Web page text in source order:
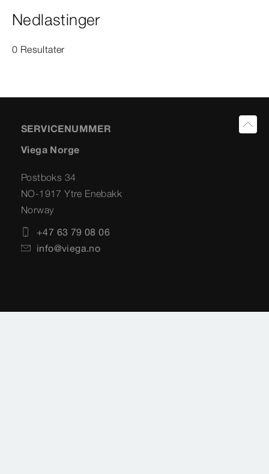
Nedlastinger
0 Resultater
SERVICENUMMER
Viega Norge
Postboks 34
NO-1917 Ytre Enebakk
Norway
+47 63 79 08 06
info@viega.no